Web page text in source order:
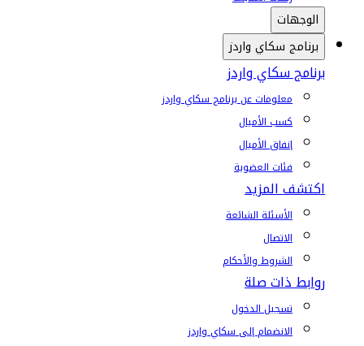
الوجهات
برنامج سكاي واردز
برنامج سكاي واردز
معلومات عن برنامج سكاي واردز
كسب الأميال
إنفاق الأميال
فئات العضوية
اكتشف المزيد
الأسئلة الشائعة
الاتصال
الشروط والأحكام
روابط ذات صلة
تسجيل الدخول
الانضمام إلى سكاي واردز